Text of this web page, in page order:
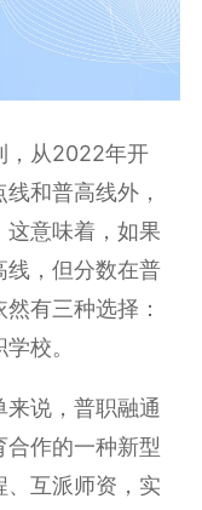
，从2022年开
和普高线外，
意味着，如果
线，但分数在普
有三种选择：
校。
来说，普职融通
作的一种新型
、互派师资，实